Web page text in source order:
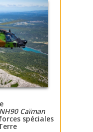
NH90 Caïman
spéciales